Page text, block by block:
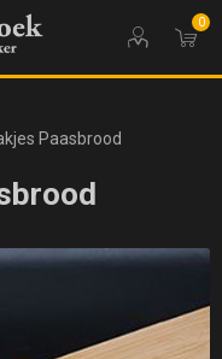
0
Paasbrood